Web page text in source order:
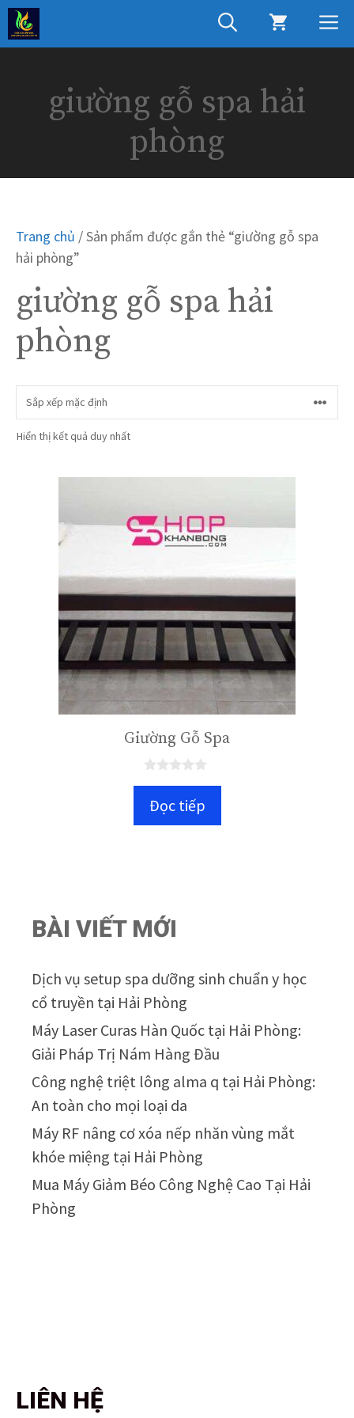
Chuyển
đến
nội
giường gỗ spa hải
phòng
Trang chủ / Sản phẩm được gắn thẻ “giường gỗ spa
hải phòng”
giường gỗ spa hải
phòng
Hiển thị kết quả duy nhất
Giường Gỗ Spa
gĐọc tiếp
BÀI VIẾT MỚI
Dịch vụ setup spa dưỡng sinh chuẩn y học
cổ truyền tại Hải Phòng
Máy Laser Curas Hàn Quốc tại Hải Phòng:
Giải Pháp Trị Nám Hàng Đầu
Công nghệ triệt lông alma q tại Hải Phòng:
An toàn cho mọi loại da
Máy RF nâng cơ xóa nếp nhăn vùng mắt
khóe miệng tại Hải Phòng
Mua Máy Giảm Béo Công Nghệ Cao Tại Hải
Phòng
LIÊN HỆ